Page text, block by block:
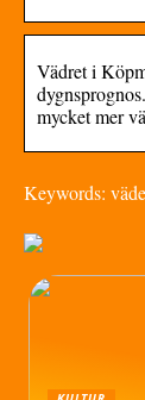
Vädret i
mycket mer
Keywords: